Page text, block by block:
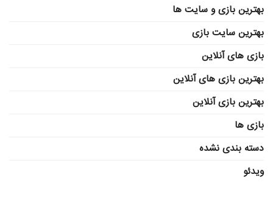
بهترین بازی و سایت ها
بهترین سایت بازی
بازی های آنلاین
بهترین بازی های آنلاین
بهترین بازی آنلاین
بازی ها
دسته بندی نشده
ویدئو